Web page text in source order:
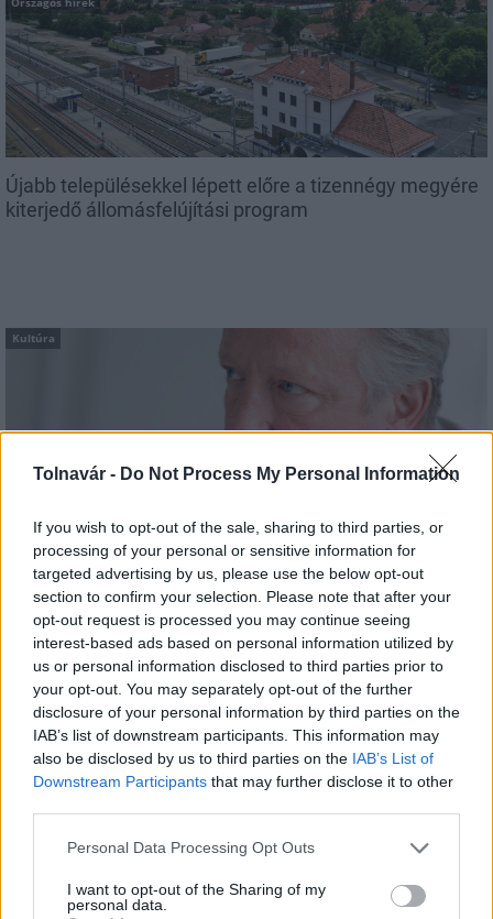
Tolnavár - Do Not Process My Personal Information
If you wish to opt-out of the sale, sharing to third parties, or
processing of your personal or sensitive information for
targeted advertising by us, please use the below opt-out
section to confirm your selection. Please note that after your
opt-out request is processed you may continue seeing
interest-based ads based on personal information utilized by
us or personal information disclosed to third parties prior to
your opt-out. You may separately opt-out of the further
disclosure of your personal information by third parties on the
IAB’s list of downstream participants. This information may
also be disclosed by us to third parties on the IAB’s List of
Downstream Participants that may further disclose it to other
Please note that this website/app uses one or more Google
not limited to your visit or usage behaviour. You may click to
grant or deny consent to Google and its third-party tags to
Personal Data Processing Opt Outs
I want to opt-out of the Sharing of my
personal data.
Újabb településekkel lépett előre a tizennégy megyére
kiterjedő állomásfelújítási program
Kultúra
Regionális nagyvállalatok útjára lépett a Duna Group
MAGYAR ÉPÍTŐK
Útépítés